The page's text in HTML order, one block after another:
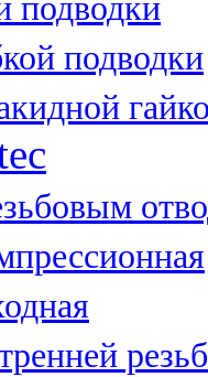
подводки
подводки